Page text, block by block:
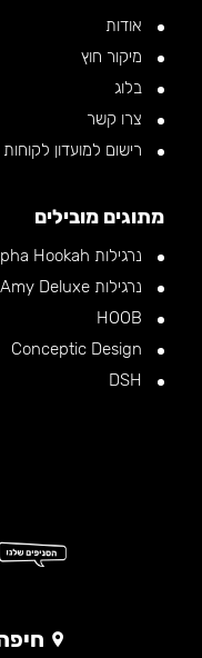
אודות
מיקור חוץ
בלוג
צרו קשר
רישום למועדון לקוחות
מתוגים מובילים
נרגילות Alpha Hookah
נרגילות Amy Deluxe